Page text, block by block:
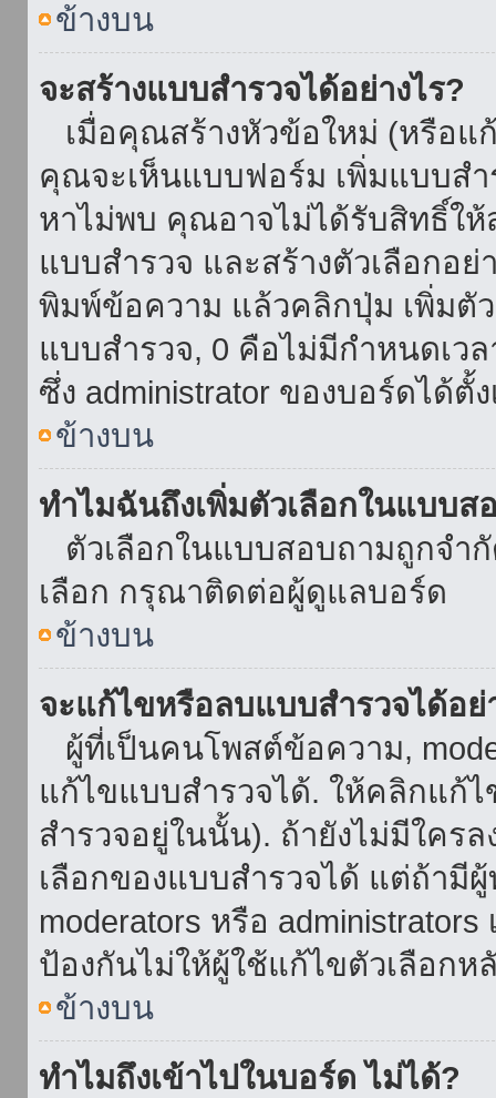
ข้างบน
จะสร้างแบบสำรวจได้อย่างไร?
เมื่อคุณสร้างหัวข้อใหม่ (หรือ
คุณจะเห็นแบบฟอร์ม เพิ่มแบบส
หาไม่พบ คุณอาจไม่ได้รับสิทธิ์ใ
แบบสำรวจ และสร้างตัวเลือกอย่
พิมพ์ข้อความ แล้วคลิกปุ่ม เพิ่มตั
แบบสำรวจ, 0 คือไม่มีกำหนดเว
ซึ่ง administrator ของบอร์ดได้ตั้ง
ข้างบน
ทำไมฉันถึงเพิ่มตัวเลือกในแบบส
ตัวเลือกในแบบสอบถามถูกจำ
เลือก กรุณาติดต่อผู้ดูแลบอร์ด
ข้างบน
จะแก้ไขหรือลบแบบสำรวจได้อย่
ผู้ที่เป็นคนโพสต์ข้อความ,
แก้ไขแบบสำรวจได้. ให้คลิกแก้
สำรวจอยู่ในนั้น). ถ้ายังไม่มีใค
เลือกของแบบสำรวจได้ แต่ถ้ามี
moderators หรือ
ป้องกันไม่ให้ผู้ใช้แก้ไขตัวเลือกห
ข้างบน
ทำไมถึงเข้าไปในบอร์ด ไม่ได้?